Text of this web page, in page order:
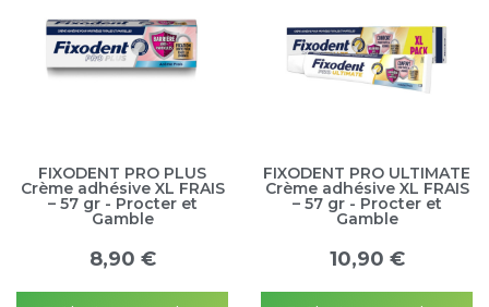
FIXODENT PRO PLUS
Crème adhésive XL FRAIS
– 57 gr - Procter et
Gamble
8,90 €
FIXODENT PRO ULTIMATE
Crème adhésive XL FRAIS
– 57 gr - Procter et
Gamble
10,90 €